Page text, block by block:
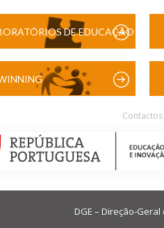
DE EDUCAÇÃO
Contactos
DGE – Direção-Geral